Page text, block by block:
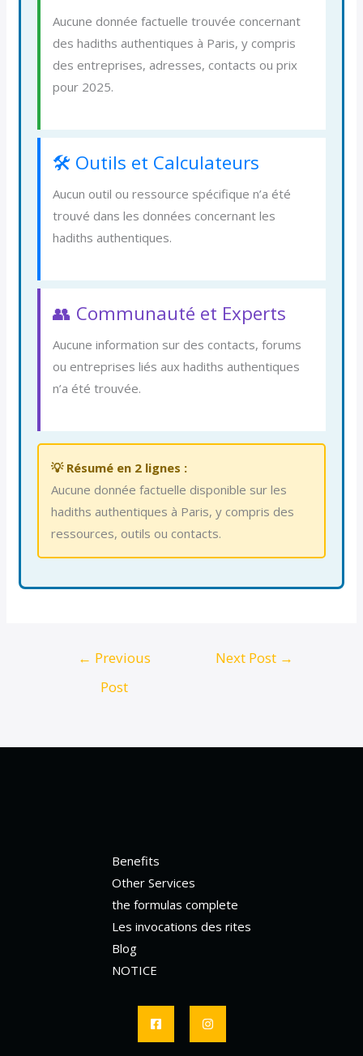
Aucune donnée factuelle trouvée concernant
des hadiths authentiques à Paris, y compris
des entreprises, adresses, contacts ou prix
pour 2025.
🛠️ Outils et Calculateurs
Aucun outil ou ressource spécifique n’a été
trouvé dans les données concernant les
hadiths authentiques.
👥 Communauté et Experts
Aucune information sur des contacts, forums
ou entreprises liés aux hadiths authentiques
n’a été trouvée.
💡 Résumé en 2 lignes :
Aucune donnée factuelle disponible sur les
hadiths authentiques à Paris, y compris des
ressources, outils ou contacts.
← Previous
Post
Next Post →
Benefits
Other Services
the formulas complete
Les invocations des rites
Blog
NOTICE